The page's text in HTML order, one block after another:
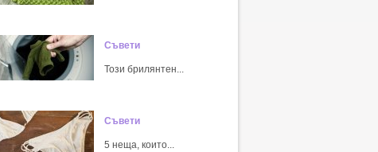
Съвети
Този брилянтен...
Съвети
5 неща, които...